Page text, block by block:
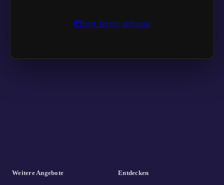
Jetzt Termin anfragen
Weitere Angebote
Entdecken